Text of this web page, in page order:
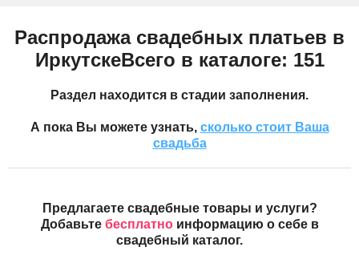
Распродажа свадебных платьев в
ИркутскеВсего в каталоге: 151
Раздел находится в стадии заполнения.
А пока Вы можете узнать, сколько стоит Ваша
свадьба
Предлагаете свадебные товары и услуги?
Добавьте бесплатноинформацию о себе в
свадебный каталог.